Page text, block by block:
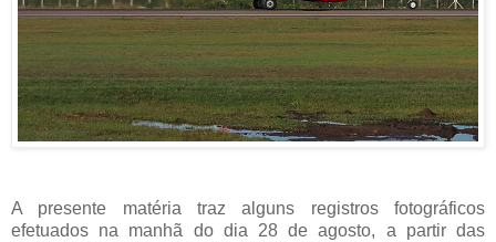
A presente matéria traz alguns registros fotográficos
efetuados na manhã do dia 28 de agosto, a partir das